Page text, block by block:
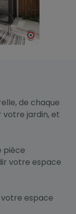
de chaque
votre jardin, et
pièce
votre espace
espace